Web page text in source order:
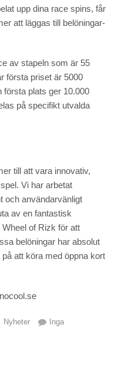
upp dina race spins, får
att läggas till belöningar-
av stapeln som är 55
första priset är 5000
första plats ger 10.000
på specifikt utvalda
till att vara innovativ,
Vi har arbetat
och användarvänligt
av en fantastisk
of Rizk för att
belöningar har absolut
att köra med öppna kort
Nyheter
Inga